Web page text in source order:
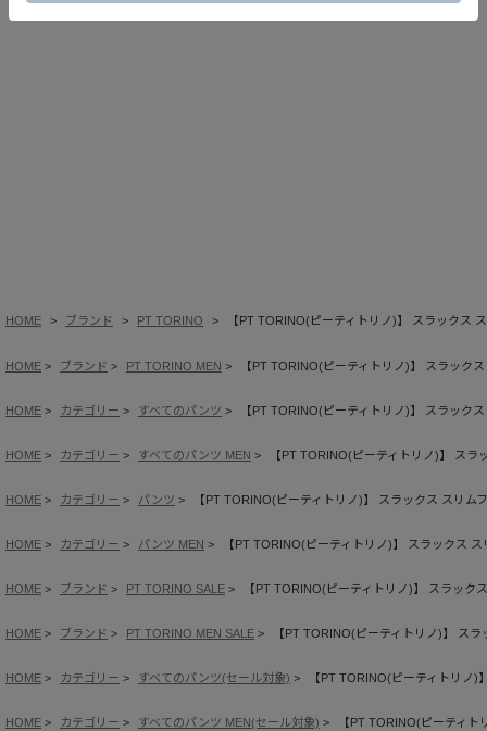
このアイテムを見た人はこの商品もチェックしています
HOME ブランド PT TORINO 【PT TORINO(ピーティトリノ)】 スラックス
HOME ブランド PT TORINO MEN 【PT TORINO(ピーティトリノ)】 スラック
HOME カテゴリー すべてのパンツ 【PT TORINO(ピーティトリノ)】 スラック
HOME カテゴリー すべてのパンツ MEN 【PT TORINO(ピーティトリノ)】 スラ
HOME カテゴリー パンツ 【PT TORINO(ピーティトリノ)】 スラックス スリム
HOME カテゴリー パンツ MEN 【PT TORINO(ピーティトリノ)】 スラックス ス
HOME ブランド PT TORINO SALE 【PT TORINO(ピーティトリノ)】 スラック
HOME ブランド PT TORINO MEN SALE 【PT TORINO(ピーティトリノ)】 ス
HOME カテゴリー すべてのパンツ(セール対象) 【PT TORINO(ピーティトリノ)
HOME カテゴリー すべてのパンツ MEN(セール対象) 【PT TORINO(ピーティ